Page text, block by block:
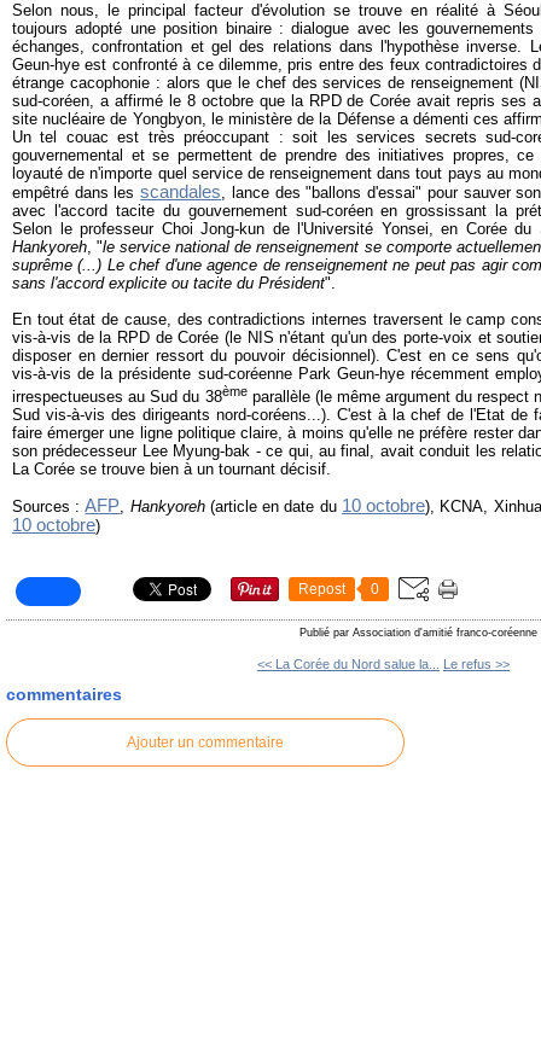
Selon nous, le principal facteur d'évolution se trouve en réalité à
toujours adopté une position binaire : dialogue avec les
échanges, confrontation et gel des relations dans l'hypothèse inverse.
Geun-hye est confronté à ce dilemme, pris entre des feux contradictoires
étrange cacophonie : alors que le chef des services de renseignement
sud-coréen, a affirmé le 8 octobre que la RPD de Corée avait repris ses
site nucléaire de Yongbyon, le ministère de la Défense a démenti ces
Un tel couac est très préoccupant : soit les services secrets sud-
gouvernemental et se permettent de prendre des initiatives propres,
loyauté de n'importe quel service de renseignement dans tout pays au
empêtré dans lesscandales, lance des "ballons d'essai" pour sauver
avec l'accord tacite du gouvernement sud-coréen en grossissant la
Selon le professeur Choi Jong-kun de l'Université Yonsei, en Corée
Hankyoreh, "le service national de renseignement se comporte
suprême (...) Le chef d'une agence de renseignement ne peut pas agir
sans l'accord explicite ou tacite du Président".
En tout état de cause, des contradictions internes traversent le camp
vis-à-vis de la RPD de Corée (le NIS n'étant qu'un des porte-voix et
disposer en dernier ressort du pouvoir décisionnel). C'est en ce sens
vis-à-vis de la présidente sud-coréenne Park Geun-hye récemment
irrespectueuses au Sud du 38èmeparallèle (le même argument du respect
Sud vis-à-vis des dirigeants nord-coréens...). C'est à la chef de l'Etat de
faire émerger une ligne politique claire, à moins qu'elle ne préfère rester
son prédecesseur Lee Myung-bak - ce qui, au final, avait conduit les
La Corée se trouve bien à un tournant décisif.
Sources :AFP Hankyoreh(article en date du 10 octobre), KCNA,
10 octobre)
Repost 0
Publié par Association d'amitié franco-coréenne
<< La Corée du Nord salue la... Le refus >>
commentaires
Ajouter un commentaire